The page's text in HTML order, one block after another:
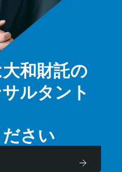
和財託の
ルタント
さい